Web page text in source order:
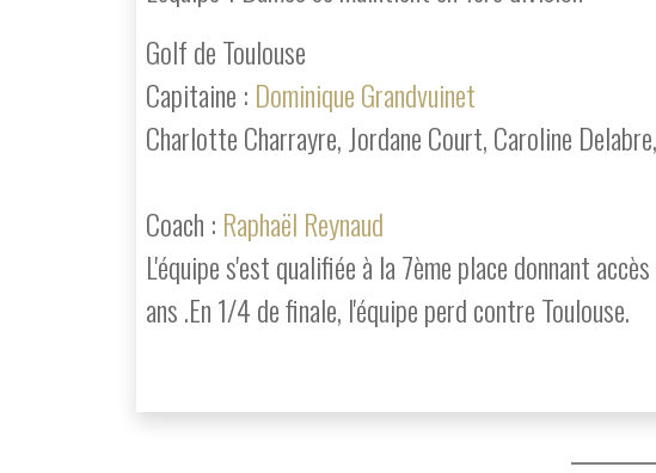
Golf de Toulouse
Capitaine : Dominique Grandvuinet
Charlotte Charrayre, Jordane Court, Caroline
Coach : Raphaël Reynaud
L'équipe s'est qualifiée à la 7ème place donnant
ans .En 1/4 de finale, l'équipe perd contre Toulouse.